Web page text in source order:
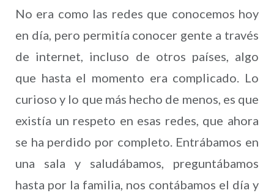
No era como las redes que conocemos hoy
en día, pero permitía conocer gente a través
de internet, incluso de otros países, algo
que hasta el momento era complicado. Lo
curioso y lo que más hecho de menos, es que
existía un respeto en esas redes, que ahora
se ha perdido por completo. Entrábamos en
una sala y saludábamos, preguntábamos
hasta por la familia, nos contábamos el día y